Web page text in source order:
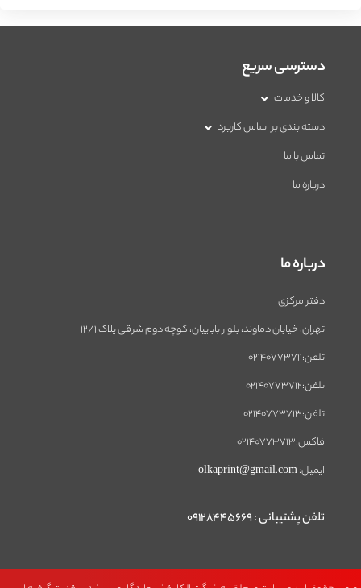
دسترسی سریع
کالا و خدمات
دسته بندی بر اساس کاربرد
تماس با ما
درباره ما
درباره ما
دفتر مرکزی
تهران، خیابان دماوند، بلوار باباییان، کوچه دوم شرقی پلاک 12/1
تلفن:02140773711
تلفن:02140773712
تلفن:02140773713
فاکس:02140773713
ایمیل: olkaprint@gmail.com
تلفن پشتیبانی : 09128445669